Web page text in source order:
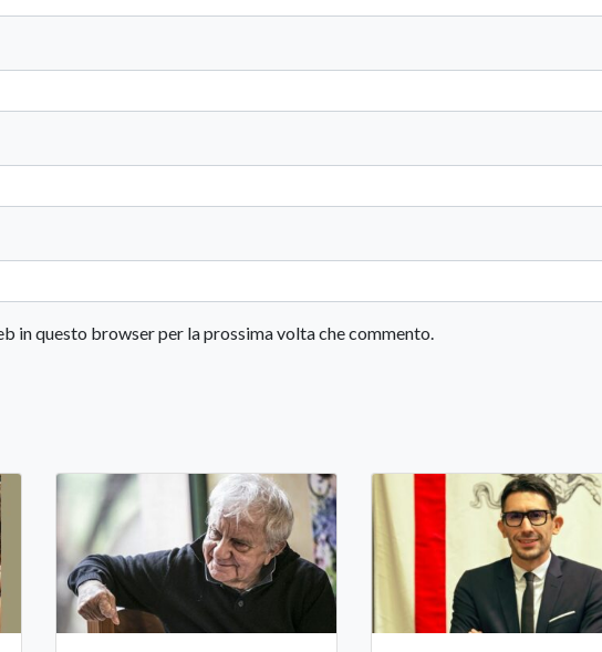
in questo browser per la prossima volta che commento.